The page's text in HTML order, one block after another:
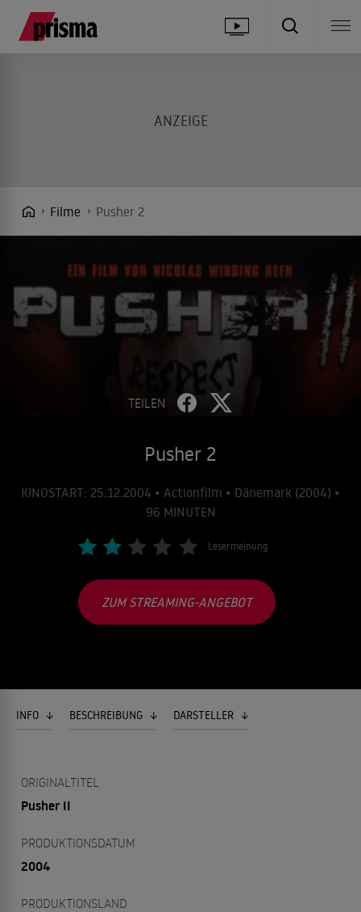
Filme Pusher 2
TEILEN
Pusher 2
KINOSTART: 25.12.2004 • Actionfilm • Dänemark (2004) •
96 MINUTEN
Lesermeinung
ZUM STREAMING-ANGEBOT
INFO BESCHREIBUNG DARSTELLER
ORIGINALTITEL
Pusher II
PRODUKTIONSDATUM
2004
PRODUKTIONSLAND